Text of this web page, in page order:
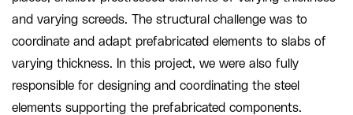
and varying screeds. The structural challenge was to
coordinate and adapt prefabricated elements to slabs of
varying thickness. In this project, we were also fully
responsible for designing and coordinating the steel
elements supporting the prefabricated components.